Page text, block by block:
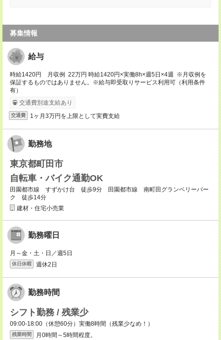
募集情報
給与
時給1420円 月収例 22万円 時給1420円×実働8h×週5日×4週 ※月収例を
保証するものではありません。※給与即受取りサービス利用可（利用条件
有）
交通費別途支給あり
交通費 1ヶ月3万円を上限として実費支給
勤務地
東京都町田市
自転車・バイク通勤OK
田園都市線 すずかけ台 徒歩9分 田園都市線 南町田グランベリーパー
ク 徒歩14分
建材・住宅小売業
勤務曜日
月～金・土・日／週5日
休日休暇 週休2日
勤務時間
シフト勤務 / 残業少
09:00-18:00（休憩60分）実働8時間（残業少なめ！）
残業時間
月0時間～5時間程度。